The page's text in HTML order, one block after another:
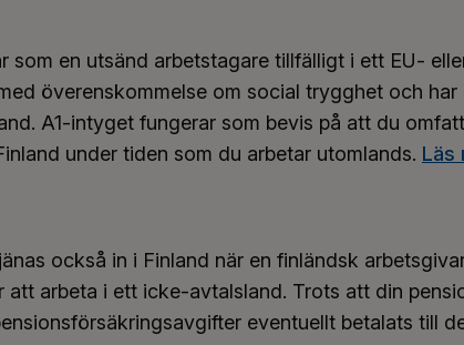
som en utsänd arbetstagare tillfälligt i ett EU-
överenskommelse om social trygghet och
A1-intyget fungerar som bevis på att du
under tiden som du arbetar utomlands. Läs
också in i Finland när en finländsk
att arbeta i ett icke-avtalsland. Trots att din
eventuellt betalats till